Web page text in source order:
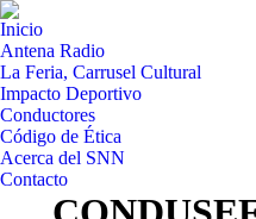
Inicio
Antena Radio
La Feria, Carrusel Cultural
Impacto Deportivo
Conductores
Código de Ética
Acerca del SNN
Contacto